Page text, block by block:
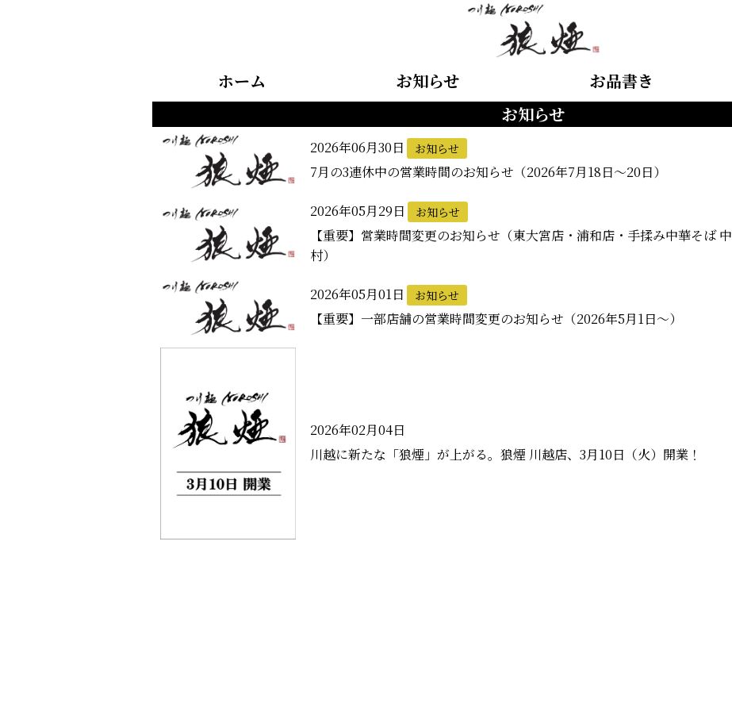
ホーム お知らせ お品書き
お知らせ
2026年06月30日 お知らせ
7月の3連休中の営業時間のお知らせ（2026年7月18日～20日）
2026年05月29日 お知らせ
【重要】営業時間変更のお知らせ（東大宮店・浦和店・手揉み中華そば 中
村）
2026年05月01日 お知らせ
【重要】一部店舗の営業時間変更のお知らせ（2026年5月1日～）
2026年02月04日
川越に新たな「狼煙」が上がる。狼煙 川越店、3月10日（火）開業！